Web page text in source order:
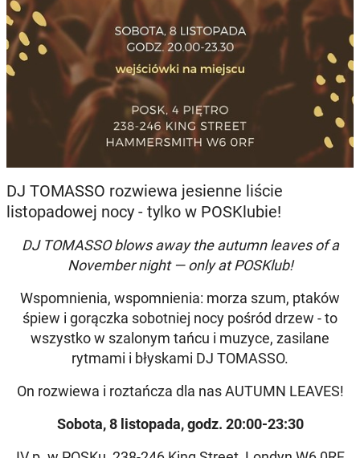
DJ TOMASSO rozwiewa jesienne liście
listopadowej nocy - tylko w POSKlubie!
DJ TOMASSO blows away the autumn leaves of a
November night — only at POSKlub!
Wspomnienia, wspomnienia: morza szum, ptaków
śpiew i gorączka sobotniej nocy pośród drzew - to
wszystko w szalonym tańcu i muzyce, zasilane
rytmami i błyskami DJ TOMASSO.
On rozwiewa i roztańcza dla nas AUTUMN LEAVES!
Sobota, 8 listopada, godz. 20:00-23:30